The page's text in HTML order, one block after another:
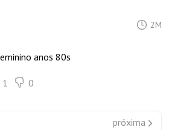
2M
anos 80s
1 0
próxima